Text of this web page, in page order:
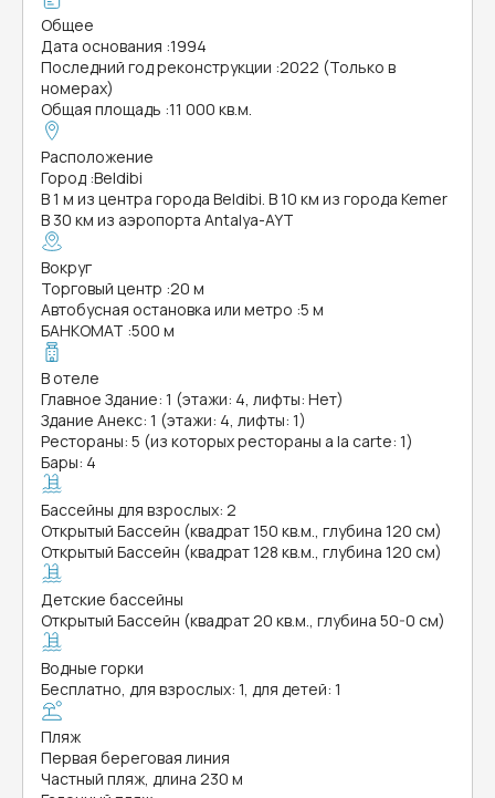
Общее
Дата основания :1994
Последний год реконструкции :2022 (Только в
номерах)
Общая площадь :11 000 кв.м.
Расположение
Город :Beldibi
В 1 м из центра города Beldibi. В 10 км из города Kemer
В 30 км из аэропорта Antalya-AYT
Вокруг
Торговый центр :20 м
Автобусная остановка или метро :5 м
БАНКОМАТ :500 м
В отеле
Главное Здание: 1 (этажи: 4, лифты: Нет)
Здание Анекс: 1 (этажи: 4, лифты: 1)
Рестораны: 5 (из которых рестораны a la carte: 1)
Бары: 4
Бассейны для взрослых: 2
Открытый Бассейн (квадрат 150 кв.м., глубина 120 см)
Открытый Бассейн (квадрат 128 кв.м., глубина 120 см)
Детские бассейны
Открытый Бассейн (квадрат 20 кв.м., глубина 50-0 см)
Водные горки
Бесплатно, для взрослых: 1, для детей: 1
Пляж
Первая береговая линия
Частный пляж, длина 230 м